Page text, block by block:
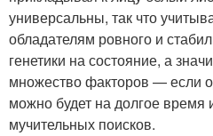
универсальны, так что
обладателям ровного и
генетики на состояние, а
множество факторов — если
можно будет на долгое время
мучительных поисков.